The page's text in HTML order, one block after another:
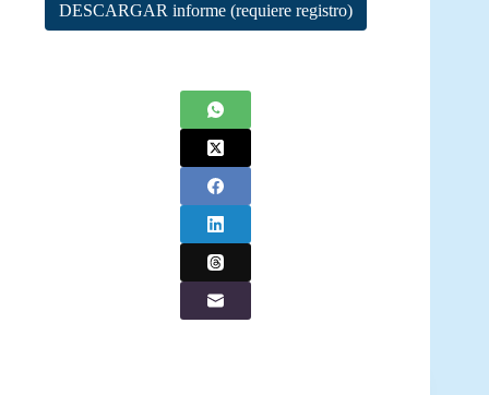
DESCARGAR informe (requiere registro)